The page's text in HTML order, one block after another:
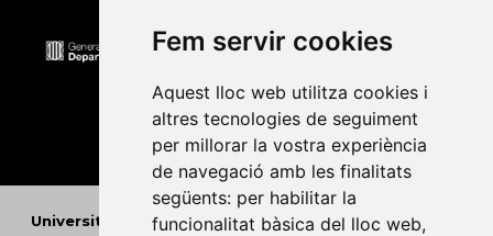
Fem servir cookies
Aquest lloc web utilitza cookies i
altres tecnologies de seguiment
per millorar la vostra experiència
de navegació amb les finalitats
següents: per habilitar la
funcionalitat bàsica del lloc web,
Universitat Abat Oliba CEU•Universitat d'Alacant